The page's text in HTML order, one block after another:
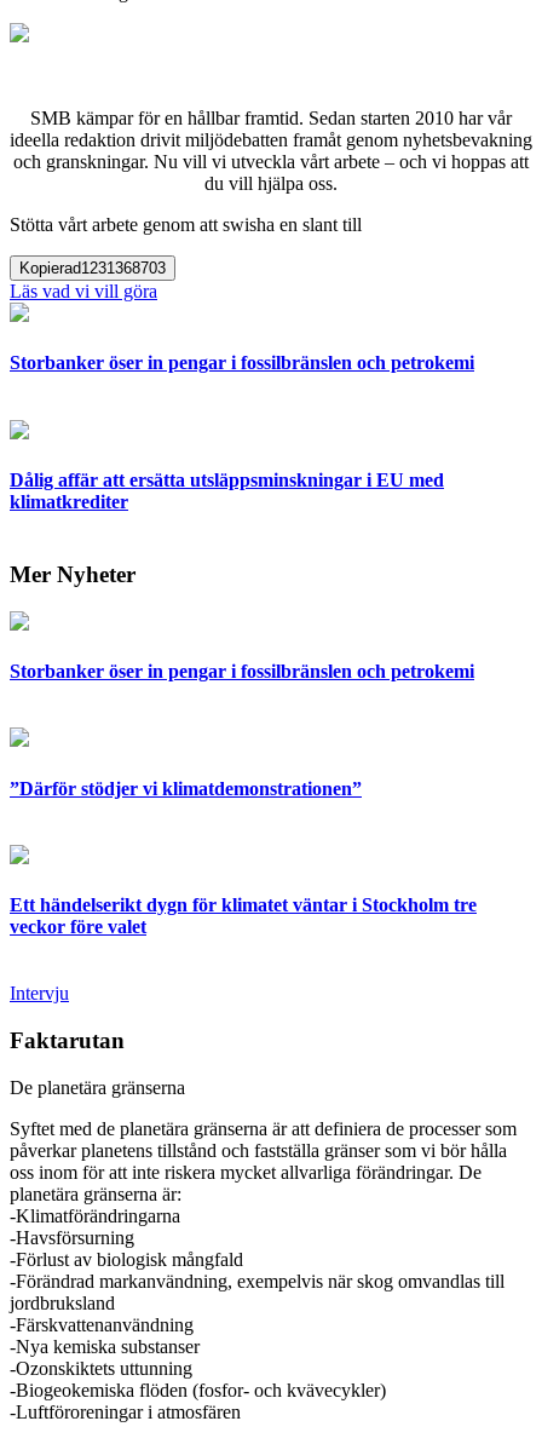
SMB kämpar för en hållbar framtid. Sedan starten 2010 har vår
ideella redaktion drivit miljödebatten framåt genom nyhetsbevakning
och granskningar. Nu vill vi utveckla vårt arbete – och vi hoppas att
du vill hjälpa oss.
Stötta vårt arbete genom att swisha en slant till
Kopierad1231368703
Läs vad vi vill göra
Storbanker öser in pengar i fossilbränslen och petrokemi
Dålig affär att ersätta utsläppsminskningar i EU med
klimatkrediter
Mer Nyheter
Storbanker öser in pengar i fossilbränslen och petrokemi
”Därför stödjer vi klimatdemonstrationen”
Ett händelserikt dygn för klimatet väntar i Stockholm tre
veckor före valet
Intervju
Faktarutan
De planetära gränserna
Syftet med de planetära gränserna är att definiera de processer som
påverkar planetens tillstånd och fastställa gränser som vi bör hålla
oss inom för att inte riskera mycket allvarliga förändringar. De
planetära gränserna är:
-Klimatförändringarna
-Havsförsurning
-Förlust av biologisk mångfald
-Förändrad markanvändning, exempelvis när skog omvandlas till
jordbruksland
-Färskvattenanvändning
-Nya kemiska substanser
-Ozonskiktets uttunning
-Biogeokemiska flöden (fosfor- och kvävecykler)
-Luftföroreningar i atmosfären